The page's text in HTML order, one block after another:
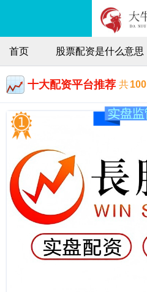
首页 股票配资是什么意思
十大配资平台推荐 共100